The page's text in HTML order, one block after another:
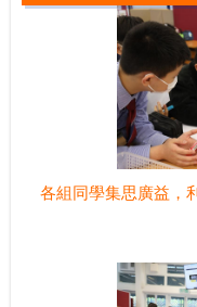
各組同學集思廣益，